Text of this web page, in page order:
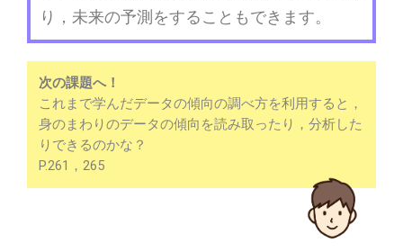
り，未来の予測をすることもできます。
次の課題へ！
これまで学んだデータの傾向の調べ方を利用すると，
身のまわりのデータの傾向を読み取ったり，分析した
りできるのかな？
P.261，265